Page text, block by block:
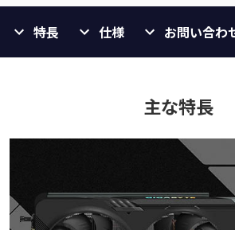
特長 仕様 お問い合わ
主な特長